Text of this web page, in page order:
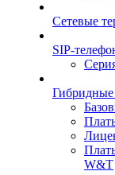
Сетевые
SIP-
W&T